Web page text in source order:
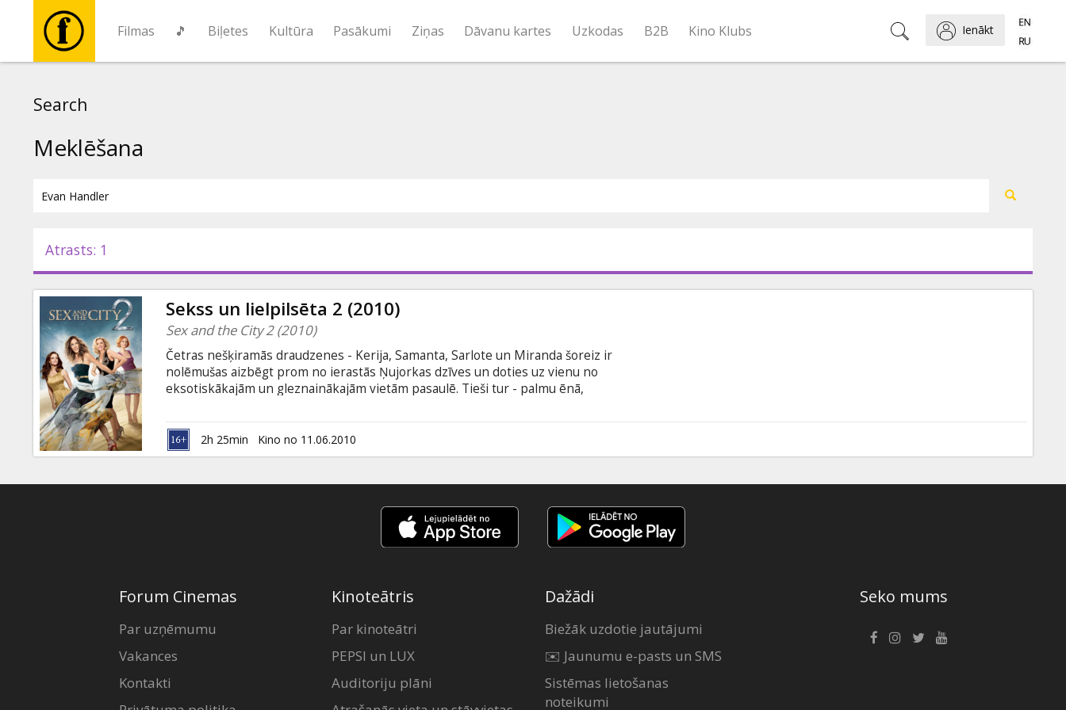
Filmas 🎵 Biļetes Kultūra Pasākumi Ziņas Dāvanu kartes Uzkodas B2B Kino Klubs Ienākt
Pasākumi
Ziņas
Dāvanu
kartes
Uzkodas
B2B
Search
Meklēšana
Atrasts: 1
Sekss un lielpilsēta 2 (2010)
Sex and the City 2 (2010)
Četras nešķiramās draudzenes - Kerija, Samanta, Sarlote un Miranda šoreiz ir
nolēmušas aizbēgt prom no ierastās Ņujorkas dzīves un doties uz vienu no
eksotiskākajām un gleznainākajām vietām pasaulē. Tieši tur - palmu ēnā,
neaizmirstamus piedzīvojumus. Filma angļu valodā ar subtitriem latviešu un krievu
valodā.2h 25min Kino no 11.06.2010
Forum Cinemas
Par uzņēmumu
Vakances
Kontakti
Kinoteātris
Par kinoteātri
PEPSI un LUX
Auditoriju plāni
Dažādi
Biežāk uzdotie jautājumi
✉️ Jaunumu e-pasts un SMS
Sistēmas lietošanas
noteikumi
Seko mums